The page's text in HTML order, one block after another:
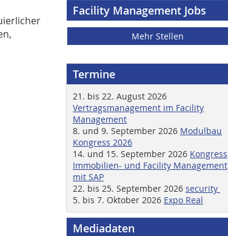
Facility Management Jobs
Mehr Stellen
Termine
21. bis 22. August 2026
Vertragsmanagement im Facility
Management
8. und 9. September 2026 Modulbau
Kongress 2026
14. und 15. September 2026 Kongress
Immobilien- und Facility Management
mit SAP
22. bis 25. September 2026 security
5. bis 7. Oktober 2026 Expo Real
Mediadaten